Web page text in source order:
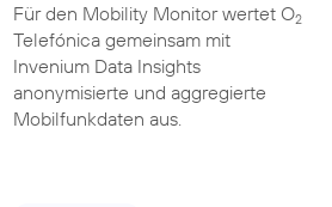
Für den Mobility Monitor wertet O2
Telefónica gemeinsam mit
Invenium Data Insights
anonymisierte und aggregierte
Mobilfunkdaten aus.